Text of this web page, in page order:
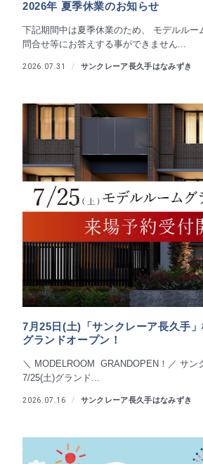
2026年 夏季休業のお知らせ
下記期間中は夏季休業のため、 モデルルー
問合せ等にお答えする事ができません...
2026.07.31 サンクレーア長久手はなみずき
7月25日(土)「サンクレーア長久手
グランドオープン！
＼ MODELROOM GRANDOPEN！／ サン
7/25(土)グランド...
2026.07.16 サンクレーア長久手はなみずき